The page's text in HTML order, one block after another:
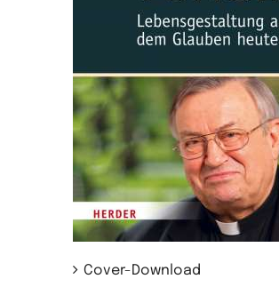
Cover-Download